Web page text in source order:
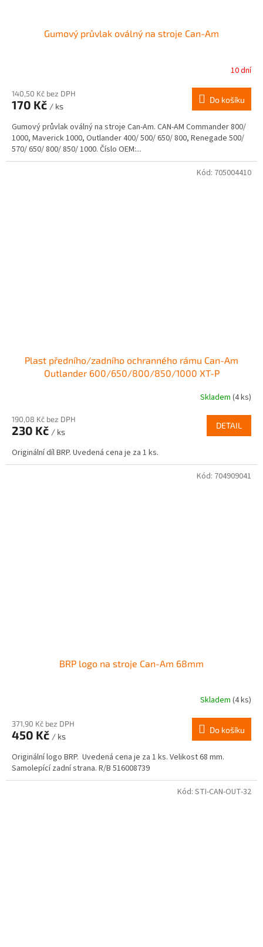
Gumový průvlak oválný na stroje Can-Am
10 dní
140,50 Kč bez DPH
170 Kč / ks
Do košíku
Gumový průvlak oválný na stroje Can-Am. CAN-AM Commander 800/
1000, Maverick 1000, Outlander 400/ 500/ 650/ 800, Renegade 500/
570/ 650/ 800/ 850/ 1000. Číslo OEM:...
Plast předního/zadního ochranného rámu Can-Am
Outlander 600/650/800/850/1000 XT-P
Skladem (4 ks)
190,08 Kč bez DPH
230 Kč / ks
DETAIL
Originální díl BRP. Uvedená cena je za 1 ks.
Kód: 705004410
BRP logo na stroje Can-Am 68mm
Skladem (4 ks)
371,90 Kč bez DPH
450 Kč / ks
Do košíku
Originální logo BRP. Uvedená cena je za 1 ks. Velikost 68 mm.
Samolepící zadní strana. R/B 516008739
Kód: 704909041
Kód: STI-CAN-OUT-32